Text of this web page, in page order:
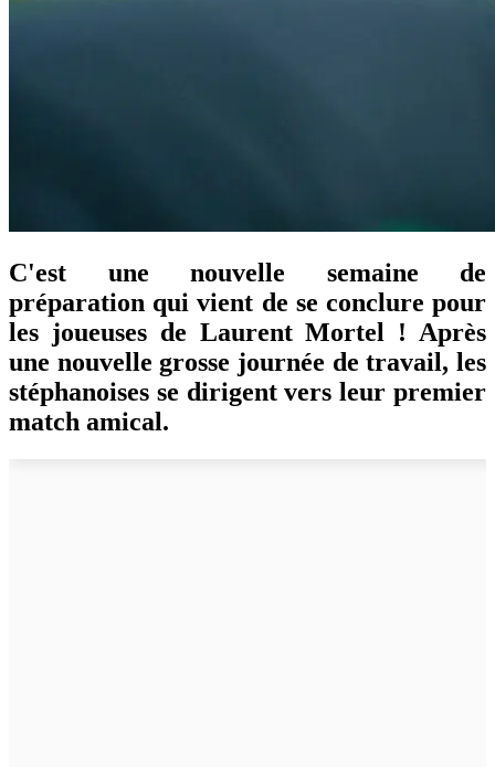
C'est une nouvelle semaine de
préparation qui vient de se conclure pour
les joueuses de Laurent Mortel ! Après
une nouvelle grosse journée de travail, les
stéphanoises se dirigent vers leur premier
match amical.